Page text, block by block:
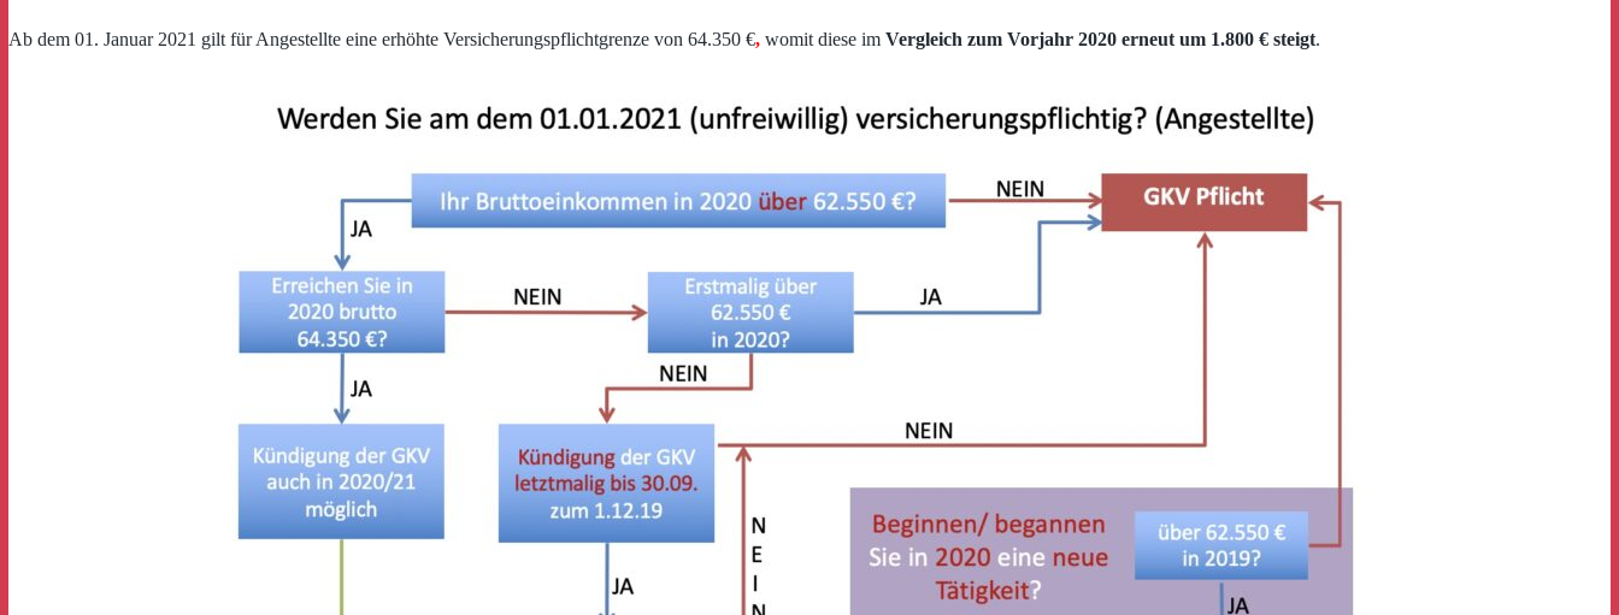
Ab dem 01. Januar 2021 gilt für Angestellte eine erhöhte Versicherungspflichtgrenze von 64.350 €, womit diese im Vergleich zum Vorjahr 2020 erneut um 1.800 € steigt.